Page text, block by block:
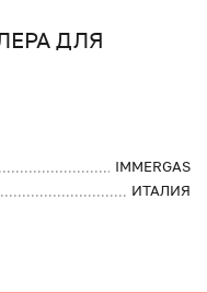
ДЛЯ
IMMERGAS
ИТАЛИЯ